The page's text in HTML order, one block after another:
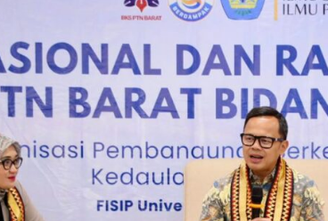
Februari 20, 2025
Pendidikan
DP3AP2KB Kota Tangerang Kolaborasi
Lintas Komunitas Harmoni Gerakan
Bersama,80 Guru SD Mengikuti